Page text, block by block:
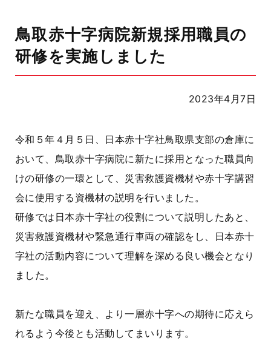
鳥取赤十字病院新規採用職員の
研修を実施しました
2023年4月7日
令和５年４月５日、日本赤十字社鳥取県支部の倉庫に
おいて、鳥取赤十字病院に新たに採用となった職員向
けの研修の一環として、災害救護資機材や赤十字講習
会に使用する資機材の説明を行いました。
研修では日本赤十字社の役割について説明したあと、
災害救護資機材や緊急通行車両の確認をし、日本赤十
字社の活動内容について理解を深める良い機会となり
ました。
新たな職員を迎え、より一層赤十字への期待に応えら
れるよう今後とも活動してまいります。